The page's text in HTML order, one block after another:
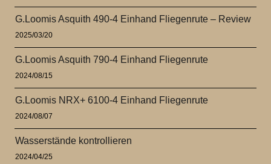
G.Loomis Asquith 490-4 Einhand Fliegenrute – Review
2025/03/20
G.Loomis Asquith 790-4 Einhand Fliegenrute
2024/08/15
G.Loomis NRX+ 6100-4 Einhand Fliegenrute
2024/08/07
Wasserstände kontrollieren
2024/04/25